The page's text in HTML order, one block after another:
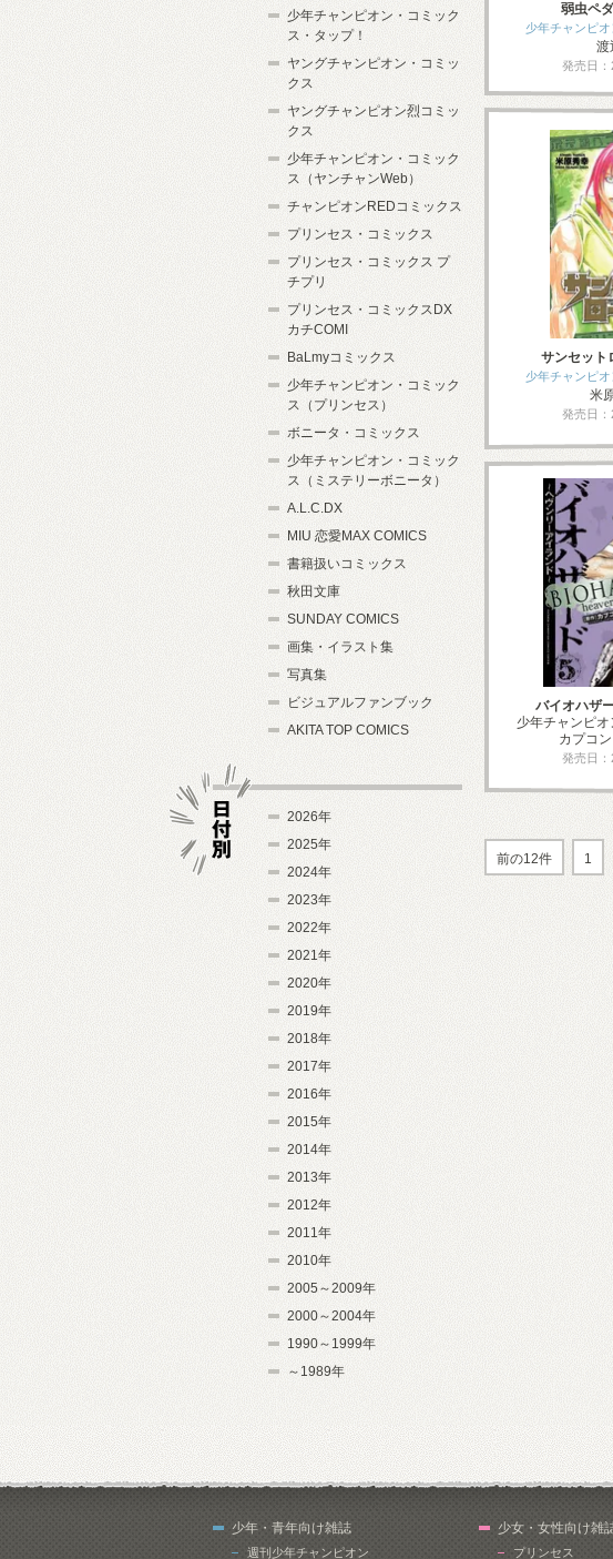
弱虫ペ
少年チャンピ
渡
発売日
サンセット
少年チャンピ
米
発売日
バイオハザ
少年チャンピ
カプコ
発売日
前の12件 1
少年チャンピオン・コミック
ス・タップ！
ヤングチャンピオン・コミッ
クス
ヤングチャンピオン烈コミッ
クス
少年チャンピオン・コミック
ス（ヤンチャンWeb）
チャンピオンREDコミックス
プリンセス・コミックス
プリンセス・コミックス プ
チプリ
プリンセス・コミックスDX
カチCOMI
BaLmyコミックス
少年チャンピオン・コミック
ス（プリンセス）
ボニータ・コミックス
少年チャンピオン・コミック
ス（ミステリーボニータ）
A.L.C.DX
MIU 恋愛MAX COMICS
書籍扱いコミックス
秋田文庫
SUNDAY COMICS
画集・イラスト集
写真集
ビジュアルファンブック
AKITA TOP COMICS
2026年
2025年
2024年
2023年
2022年
2021年
2020年
2019年
2018年
2017年
2016年
2015年
2014年
2013年
2012年
2011年
2010年
2005～2009年
2000～2004年
1990～1999年
～1989年
少年・青年向け雑誌
週刊少年チャンピオン
少女・女性向け雑
プリンセス